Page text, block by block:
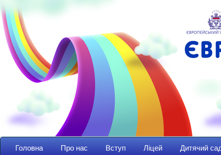
Головна Про нас Вступ Ліцей Дитячий